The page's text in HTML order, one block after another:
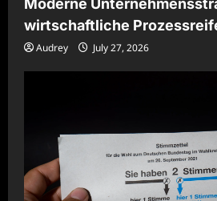
Moderne
wirtschaftliche
Audrey July 27, 2026